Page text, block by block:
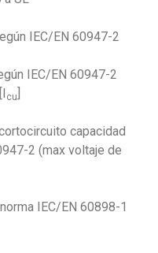
IEC/EN 60947-2
IEC/EN 60947-2
cu
capacidad
2 (max voltaje de
IEC/EN 60898-1